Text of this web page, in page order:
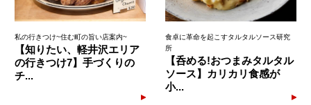
私の行きつけ~住む町の旨い店案内~
【知りたい、軽井沢エリア
の行きつけ7】手づくりの
チ...
食卓に革命を起こすタルタルソース研究
所
【呑める!おつまみタルタル
ソース】カリカリ食感が
小...